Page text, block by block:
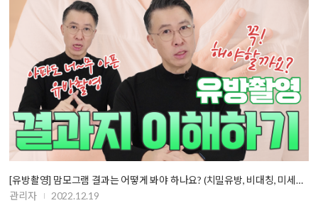
[유방촬영] 맘모그램 결과는 어떻게 봐야 하나요? (치밀유방, 비대칭, 미세석…
관리자
2022.12.19